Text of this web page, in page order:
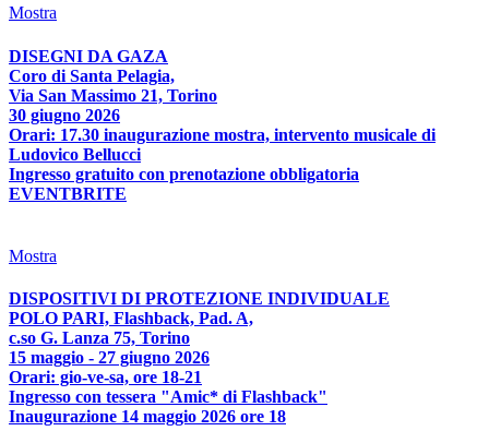
Mostra
DISEGNI DA GAZA
Coro di Santa Pelagia,
Via San Massimo 21, Torino
30 giugno 2026
Orari: 17.30 inaugurazione mostra, intervento musicale di
Ludovico Bellucci
Ingresso gratuito con prenotazione obbligatoria
EVENTBRITE
Mostra
DISPOSITIVI DI PROTEZIONE INDIVIDUALE
POLO PARI, Flashback, Pad. A,
c.so G. Lanza 75, Torino
15 maggio - 27 giugno 2026
Orari: gio-ve-sa, ore 18-21
Ingresso con tessera "Amic* di Flashback"
Inaugurazione 14 maggio 2026 ore 18